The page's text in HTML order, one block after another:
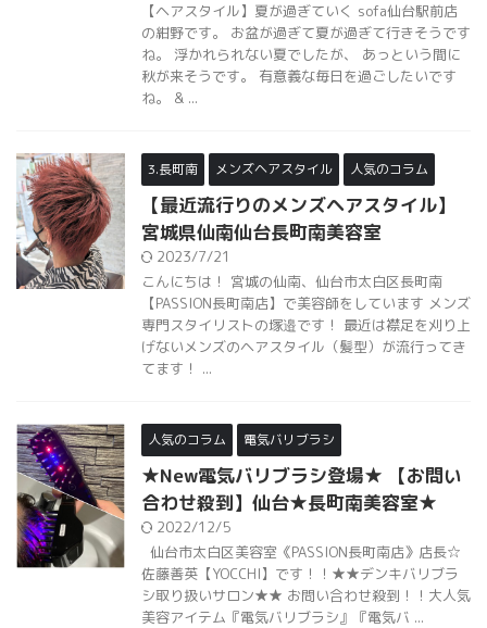
【ヘアスタイル】夏が過ぎていく sofa仙台駅前店
の紺野です。 お盆が過ぎて夏が過ぎて行きそうです
ね。 浮かれられない夏でしたが、 あっという間に
秋が来そうです。 有意義な毎日を過ごしたいです
ね。 & ...
3.長町南 メンズヘアスタイル 人気のコラム
【最近流行りのメンズヘアスタイル】
宮城県仙南仙台長町南美容室
2023/7/21
こんにちは！ 宮城の仙南、仙台市太白区長町南
【PASSION長町南店】で美容師をしています メンズ
専門スタイリストの塚邉です！ 最近は襟足を刈り上
げないメンズのヘアスタイル（髪型）が流行ってき
てます！ ...
人気のコラム 電気バリブラシ
★New電気バリブラシ登場★ 【お問い
合わせ殺到】仙台★長町南美容室★
2022/12/5
仙台市太白区美容室《PASSION長町南店》店長☆
佐藤善英【YOCCHI】です！！★★デンキバリブラ
シ取り扱いサロン★★ お問い合わせ殺到！！大人気
美容アイテム『電気バリブラシ』『電気バ ...